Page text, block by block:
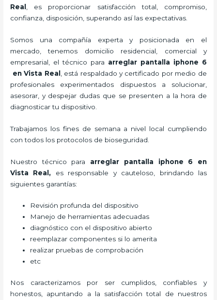
Real
, es proporcionar satisfacción total, compromiso,
confianza, disposición, superando así las expectativas.
Somos una compañía experta y posicionada en el
mercado, tenemos domicilio residencial, comercial y
empresarial, el técnico para arreglar pantalla iphone 6
en Vista Real
, está respaldado y certificado por medio de
profesionales experimentados dispuestos a solucionar,
asesorar, y despejar dudas que se presenten a la hora de
diagnosticar tu dispositivo.
Trabajamos los fines de semana a nivel local cumpliendo
con todos los protocolos de bioseguridad.
Nuestro técnico para arreglar pantalla iphone 6 en
Vista Real, es responsable y cauteloso, brindando las
siguientes garantías:
Revisión profunda del dispositivo
Manejo de herramientas adecuadas
diagnóstico con el dispositivo abierto
reemplazar componentes si lo amerita
realizar pruebas de comprobación
etc
Nos caracterizamos por ser cumplidos, confiables y
honestos, apuntando a la satisfacción total de nuestros